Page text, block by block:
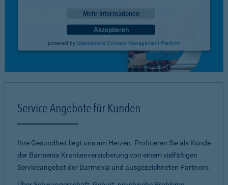
Mehr Informationen
Akzeptieren
powered by Usercentrics Consent Management Platform
Service-Angebote für Kunden
Ihre Gesundheit liegt uns am Herzen. Profitieren Sie als Kunde
der Barmenia Krankenversicherung von einem vielfältigen
Serviceangebot der Barmenia und ausgezeichneten Partnern.